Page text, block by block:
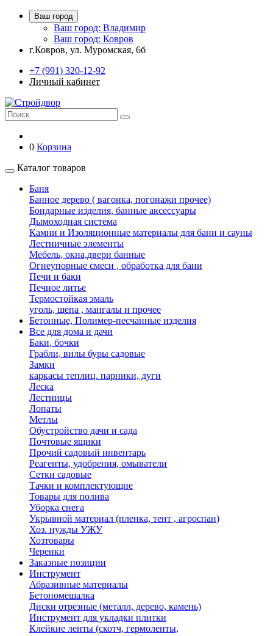
Ваш город
Ваш город: Владимир
Ваш город: Ковров
г.Ковров, ул. Муромская, 6б
+7 (991) 320-12-92
Личный кабинет
0 Корзина
Каталог товаров
Баня
Банное дерево ( вагонка, погонажи прочее)
Бондарные изделия, банные аксессуары
Дымоходная система
Камни и Изоляционные материалы для бани и сауны
Лестничные элементы
Мебель, окна,двери банные
Огнеупорные смеси , обработка для бани
Печи и баки
Печное литье
Термостойкая эмаль
уголь, щепа , мангалы и прочее
Бетонные, Полимер-песчанные изделия
Все для дома и дачи
Баки, бочки
Грабли, вилы буры садовые
Замки
каркасы теплиц. парники, дуги
Леска
Лестницы
Лопаты
Метлы
Обустройство дачи и сада
Почтовые ящики
Прочий садовый инвентарь
Реагенты, удобрения, омыватели
Сетки садовые
Тачки и комплектующие
Товары для полива
Уборка снега
Укрывной материал (пленка, тент , агроспан)
Хоз. нужды УЖУ
Хозтовары
Черенки
Заказные позиции
Инструмент
Абразивные материалы
Бетономешалка
Диски отрезные (металл, дерево, камень)
Инструмент для укладки плитки
Клейкие ленты (скотч, гермоленты,